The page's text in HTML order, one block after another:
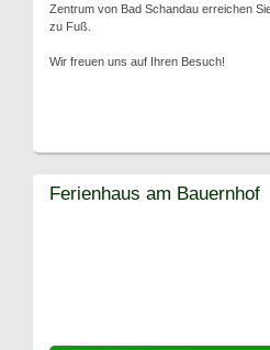
Zentrum von Bad Schandau erreichen
zu Fuß.
Wir freuen uns auf Ihren Besuch!
Ferienhaus am Bauernhof